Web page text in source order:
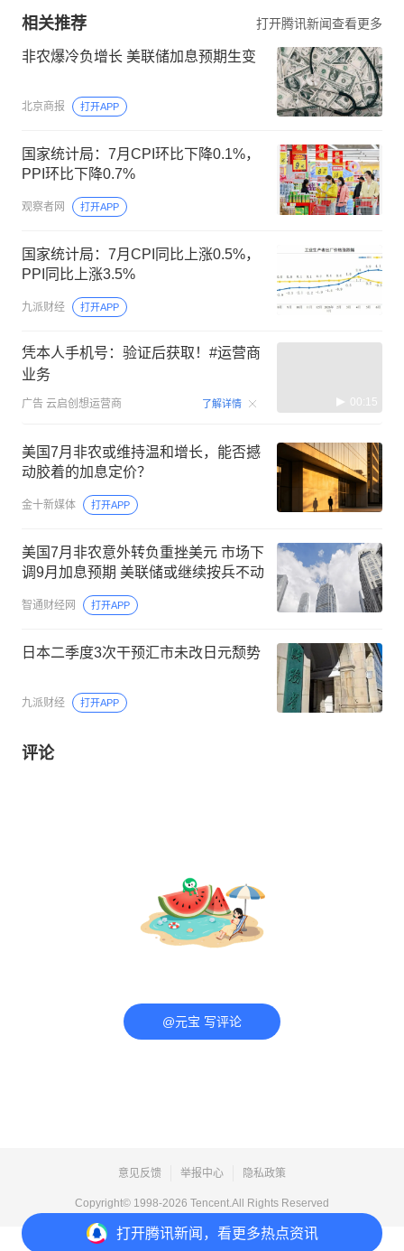
打开腾讯新闻，看更多热点资讯
相关推荐 打开腾讯新闻查看更多
非农爆冷负增长 美联储加息预期生变
北京商报 打开APP
国家统计局：7月CPI环比下降0.1%，
PPI环比下降0.7%
观察者网 打开APP
国家统计局：7月CPI同比上涨0.5%，
PPI同比上涨3.5%
九派财经 打开APP
凭本人手机号：验证后获取！#运营商
业务
广告 云启创想运营商 了解详情 00:15
美国7月非农或维持温和增长，能否撼
动胶着的加息定价？
金十新媒体 打开APP
美国7月非农意外转负重挫美元 市场下
调9月加息预期 美联储或继续按兵不动
智通财经网 打开APP
日本二季度3次干预汇市未改日元颓势
九派财经 打开APP
评论
@元宝 写评论
意见反馈 举报中心 隐私政策
Copyright© 1998-2026 Tencent.All Rights Reserved